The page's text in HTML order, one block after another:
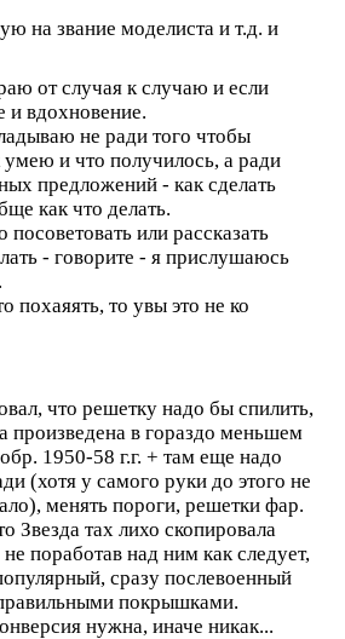
на звание моделиста и т.д. и
от случая к случаю и если
и вдохновение.
не ради того чтобы
умею и что получилось, а ради
предложений - как сделать
как что делать.
посоветовать или рассказать
- говорите - я прислушаюсь
похаяять, то увы это не ко
что решетку надо бы спилить,
произведена в гораздо меньшем
1950-58 г.г. + там еще надо
(хотя у самого руки до этого не
менять пороги, решетки фар.
Звезда тах лихо скопировала
поработав над ним как следует,
сразу послевоенный
покрышками.
нужна, иначе никак...